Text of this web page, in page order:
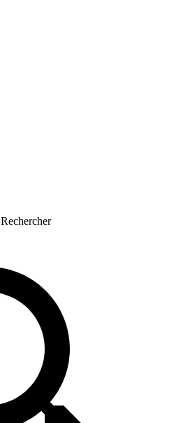
Rechercher